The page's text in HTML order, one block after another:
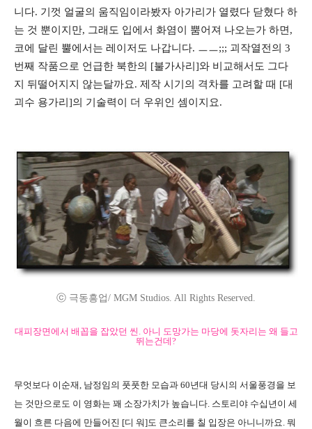
니다. 기껏 얼굴의 움직임이라봤자 아가리가 열렸다 닫혔다 하
는 것 뿐이지만, 그래도 입에서 화염이 뿜어져 나오는가 하면,
코에 달린 뿔에서는 레이저도 나갑니다. ㅡㅡ;;; 괴작열전의 3
번째 작품으로 언급한 북한의 [불가사리]와 비교해서도 그다
지 뒤떨어지지 않는달까요. 제작 시기의 격차를 고려할 때 [대
괴수 용가리]의 기술력이 더 우위인 셈이지요.
ⓒ 극동흥업/ MGM Studios. All Rights Reserved.
대피장면에서 배꼽을 잡았던 씬. 아니 도망가는 마당에 돗자리는 왜 들고
뛰는건데?
무엇보다 이순재, 남정임의 풋풋한 모습과 60년대 당시의 서울풍경을 보
는 것만으로도 이 영화는 꽤 소장가치가 높습니다. 스토리야 수십년이 세
월이 흐른 다음에 만들어진 [디 워]도 큰소리를 칠 입장은 아니니까요. 뭐